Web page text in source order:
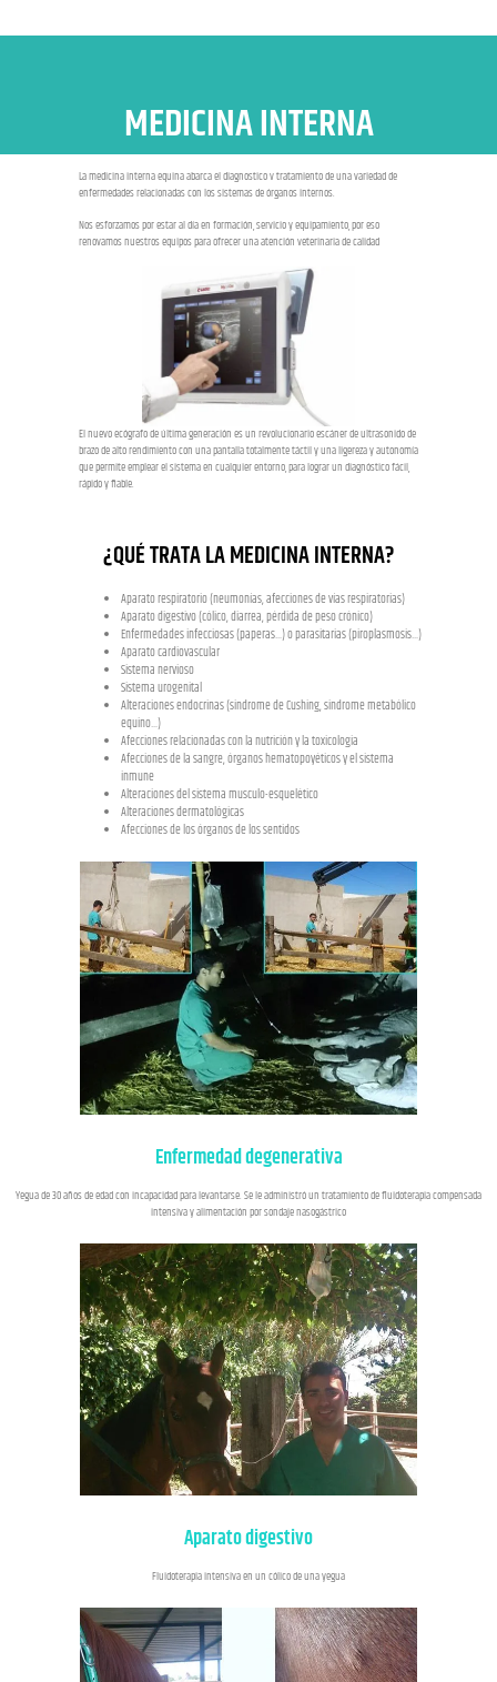
MEDICINA INTERNA
La medicina interna equina abarca el diagnostico v tratamiento de una variedad de
enfermedades relacionadas con los sistemas de órganos internos.
Nos esforzamos por estar al día en formación, servicio y equipamiento, por eso
renovamos nuestros equipos para ofrecer una atención veterinaria de calidad
El nuevo ecógrafo de última generación es un revolucionario escáner de ultrasonido de
brazo de alto rendimiento con una pantalla totalmente táctil y una ligereza y autonomía
que permite emplear el sistema en cualquier entorno, para lograr un diagnóstico fácil,
rápido y fiable.
¿QUÉ TRATA LA MEDICINA INTERNA?
Aparato respiratorio (neumonías, afecciones de vías respiratorias)
Aparato digestivo (cólico, diarrea, pérdida de peso crónico)
Enfermedades infecciosas (paperas…) o parasitarias (piroplasmosis…)
Aparato cardiovascular
Sistema nervioso
Sistema urogenital
Alteraciones endocrinas (sindrome de Cushing, sindrome metabólico
equino…)
Afecciones relacionadas con la nutrición y la toxicologia
Afecciones de la sangre, órganos hematopoyéticos y el sistema
inmune
Alteraciones del sistema musculo-esquelético
Alteraciones dermatológicas
Afecciones de los órganos de los sentidos
Enfermedad degenerativa
Yegua de 30 años de edad con incapacidad para levantarse. Se le administró un tratamiento de fluidoterapia compensada
intensiva y alimentación por sondaje nasogástrico
Aparato digestivo
Fluidoterapia intensiva en un cólico de una yegua